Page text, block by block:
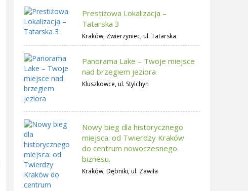
Prestiżowa Lokalizacja –
Tatarska 3
Kraków, Zwierzyniec, ul. Tatarska
Panorama Lake – Twoje miejsce
nad brzegiem jeziora
Kluszkowce, ul. Stylchyn
Nowy bieg dla historycznego
miejsca: od Twierdzy Kraków
do centrum nowoczesnego
biznesu.
Kraków, Dębniki, ul. Zawiła